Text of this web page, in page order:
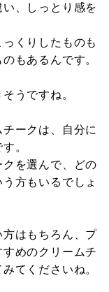
、しっとり感を
くりしたものも
もあるんです。
うですね。
ークは、自分に
。
を選んで、どの
方もいるでしょ
はもちろん、プ
めのクリームチ
てくださいね。